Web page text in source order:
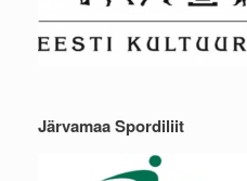
Järvamaa Spordiliit